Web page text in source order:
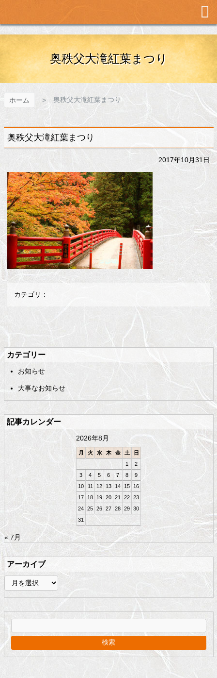
ン
コ
プ
奥秩父大滝紅葉まつり
ホーム 奥秩父大滝紅葉まつり
奥秩父大滝紅葉まつり
2017年10月31日
カテゴリ：
ン
ン
ツ
の
先
ジ
へ
戻
る
カテゴリー
お知らせ
大事なお知らせ
記事カレンダー
2026年8月
月 火 水 木 金 土
日
1
2
3
4 5 6 7 8
9
10
11 12 13 14 15
16
17
18 19 20 21 22 23
24 25 26 27 28 29 30
31
« 7月
アーカイブ
ア
ー
カ
イ
ブ